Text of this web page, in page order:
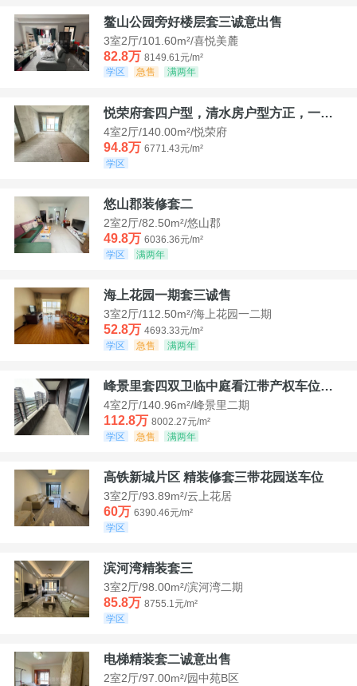
鳌山公园旁好楼层套三诚意出售
3室2厅/101.60m²/喜悦美麓
82.8万 8149.61元/m²
学区
急售 满两年
悦荣府套四户型，清水房户型方正，一口价94，8
4室2厅/140.00m²/悦荣府
94.8万 6771.43元/m²
学区
悠山郡装修套二
2室2厅/82.50m²/悠山郡
49.8万 6036.36元/m²
学区
满两年
海上花园一期套三诚售
3室2厅/112.50m²/海上花园一二期
52.8万 4693.33元/m²
学区
急售 满两年
峰景里套四双卫临中庭看江带产权车位诚售
4室2厅/140.96m²/峰景里二期
112.8万 8002.27元/m²
学区
急售 满两年
高铁新城片区 精装修套三带花园送车位
3室2厅/93.89m²/云上花居
60万 6390.46元/m²
学区
滨河湾精装套三
3室2厅/98.00m²/滨河湾二期
85.8万 8755.1元/m²
学区
电梯精装套二诚意出售
2室2厅/97.00m²/园中苑B区